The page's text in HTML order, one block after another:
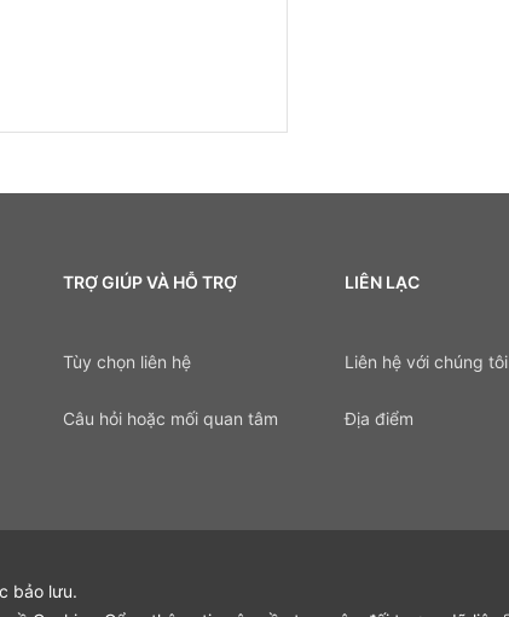
TRỢ GIÚP VÀ HỖ TRỢ
Tùy chọn liên hệ
Câu hỏi hoặc mối quan tâm
LIÊN LẠC
Liên hệ với chúng tôi
Địa điểm
bảo lưu.